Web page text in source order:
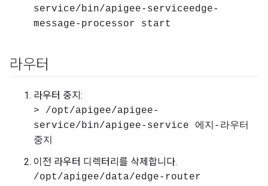
service/bin/apigee-serviceedge-
message-processor start
라우터
라우터 중지:
> /opt/apigee/apigee-
service/bin/apigee-service 에지-라우터
중지
이전 라우터 디렉터리를 삭제합니다.
/opt/apigee/data/edge-router